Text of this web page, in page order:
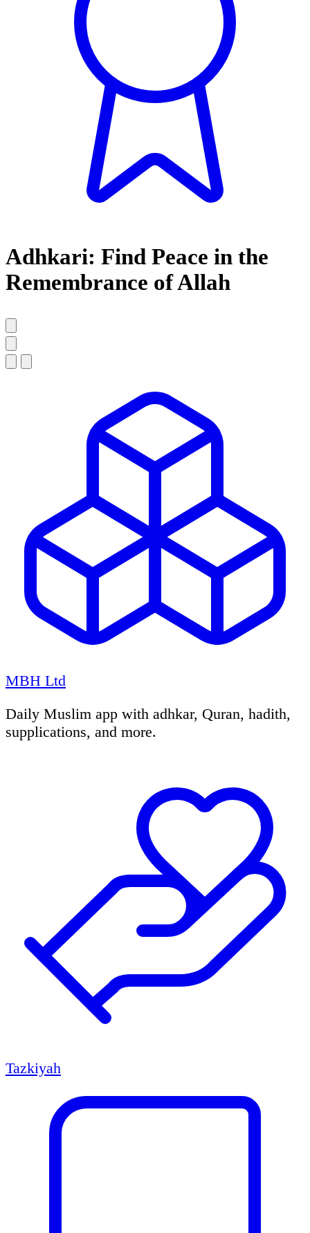
Adhkari: Find Peace in the
Remembrance of Allah
MBH Ltd
Daily Muslim app with adhkar, Quran, hadith,
supplications, and more.
Tazkiyah